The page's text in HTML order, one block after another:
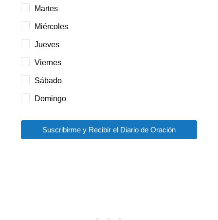
Martes
Miércoles
Jueves
Viernes
Sábado
Domingo
Suscribirme y Recibir el Diario de Oración